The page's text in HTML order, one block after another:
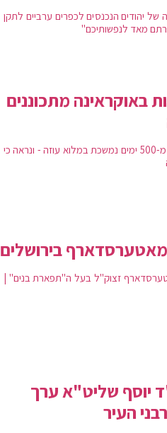
של יהודים הנכנסים לכפרים ערביים לתקן
מאד לנפשותיכם"
באוקראינה מתכוננים
המלחמה הקשה באוקראינה שמתרחשת כבר יותר מ-500 ימים נמשכת במלוא עוזה - ונראה כי
בירושלים
זצוק''ל בעל ה''תפארת בנים'' |
יוסף שליט"א ערך
העיר